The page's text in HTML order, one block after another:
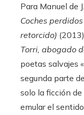
Para Manuel de
Coches perdidos
retorcido)
Torri, abogado
poetas salvajes
segunda parte
solo la ficción
emular el